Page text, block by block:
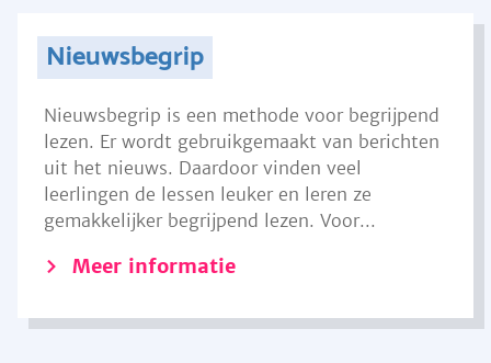
Nieuwsbegrip
Nieuwsbegrip is een methode voor begrijpend
lezen. Er wordt gebruikgemaakt van berichten
uit het nieuws. Daardoor vinden veel
leerlingen de lessen leuker en leren ze
gemakkelijker begrijpend lezen. Voor...
Meer informatie